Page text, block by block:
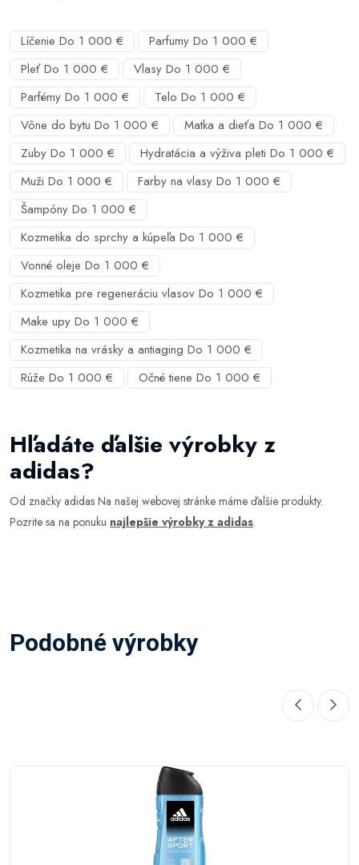
Líčenie Do 1 000 €
Parfumy Do 1 000 €
Pleť Do 1 000 €
Vlasy Do 1 000 €
Parfémy Do 1 000 €
Telo Do 1 000 €
Vône do bytu Do 1 000 €
Matka a dieťa Do 1 000 €
Zuby Do 1 000 €
Hydratácia a výživa pleti Do 1 000 €
Muži Do 1 000 €
Farby na vlasy Do 1 000 €
Šampóny Do 1 000 €
Kozmetika do sprchy a kúpeľa Do 1 000 €
Vonné oleje Do 1 000 €
Kozmetika pre regeneráciu vlasov Do 1 000 €
Make upy Do 1 000 €
Kozmetika na vrásky a antiaging Do 1 000 €
Rúže Do 1 000 €
Očné tiene Do 1 000 €
Hľadáte ďalšie výrobky z
adidas?
Od značky adidas Na našej webovej stránke máme ďalšie produkty.
Pozrite sa na ponuku najlepšie výrobky z adidas.
Podobné výrobky